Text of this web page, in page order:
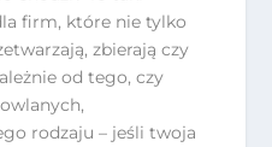
firm, które nie tylko
zbierają czy
od tego, czy
rodzaju – jeśli twoja